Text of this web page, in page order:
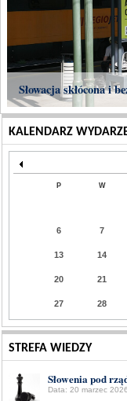
Słowacja skłócona i
KALENDARZ
P W
6 7
13 14
20 21
27 28
STREFA WIEDZY
Słowenia pod
Data: 20 marzec 2026